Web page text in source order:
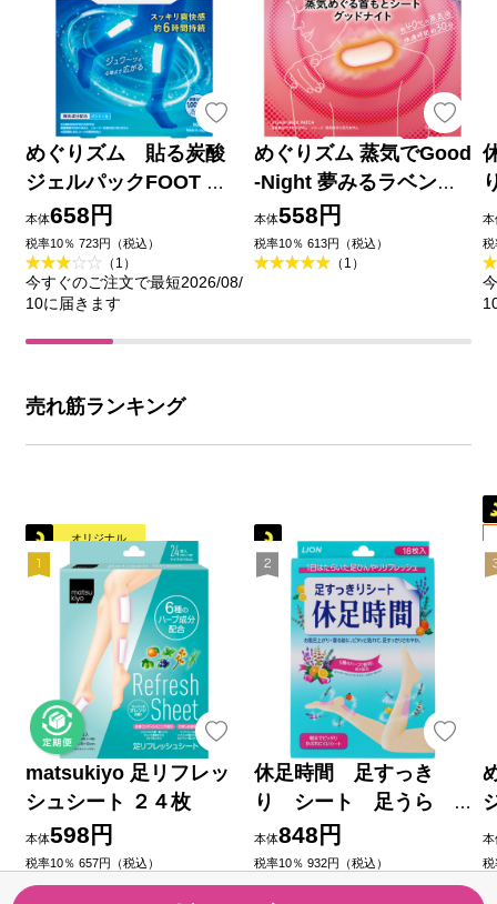
めぐりズム 貼る炭酸
ジェルパックFOOT ６
枚 花王
本体658円
税率10％ 723円（税込）
（1）
今すぐのご注文で最短2026/08/
10に届きます
めぐりズム 蒸気でGood
-Night 夢みるラベンダ
ーの香り ５マイ 花王
本体558円
税率10％ 613円（税込）
（1）
本
税
売れ筋ランキング
オリジナル
matsukiyo 足リフレッ
シュシート ２４枚
本体598円
税率10％ 657円（税込）
（7）
休足時間 足すっき
り シート 足うら
ふくらはぎ 冷却 １８
枚 ライオン
本体848円
税率10％ 932円（税込）
（17）
本
税